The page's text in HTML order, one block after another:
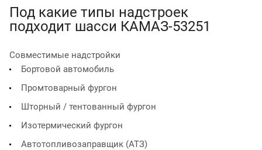
Под какие типы надстроек
подходит шасси КАМАЗ-53251
Совместимые надстройки
Бортовой автомобиль
Промтоварный фургон
Шторный / тентованный фургон
Изотермический фургон
Автотопливозаправщик (АТЗ)